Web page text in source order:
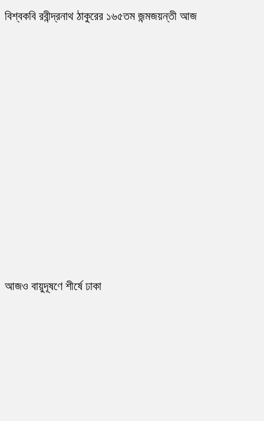
বিশ্বকবি রবীন্দ্রনাথ ঠাকুরের ১৬৫তম জন্মজয়ন্তী আজ
আজও বায়ুদূষণে শীর্ষে ঢাকা